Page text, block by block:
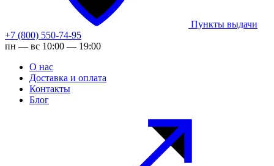
Пункты выдачи
+7 (800) 550-74-95
пн — вс 10:00 — 19:00
О нас
Доставка и оплата
Контакты
Блог